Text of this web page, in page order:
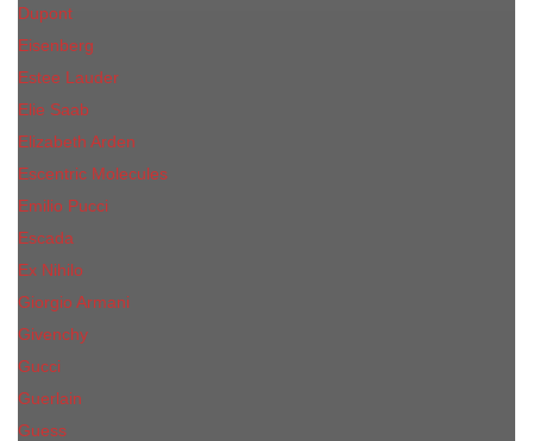
Dupont
Eisenberg
Еsteе Lаudеr
Elie Saab
Elizabeth Arden
Escentric Molecules
Emilio Pucci
Escada
Ex Nihilo
Giorgio Armani
Givenchy
Gucci
Guerlain
Guess